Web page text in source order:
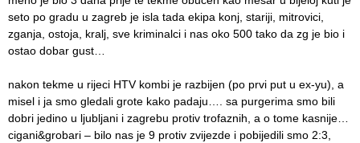
seto po gradu u zagreb je isla tada ekipa konj, stariji, mitrovici,
zganja, ostoja, kralj, sve kriminalci i nas oko 500 tako da zg je bio i
ostao dobar gust…
nakon tekme u rijeci HTV kombi je razbijen (po prvi put u ex-yu), a
misel i ja smo gledali grote kako padaju…. sa purgerima smo bili
dobri jedino u ljubljani i zagrebu protiv trofaznih, a o tome kasnije…
cigani&grobari – bilo nas je 9 protiv zvijezde i pobijedili smo 2:3,